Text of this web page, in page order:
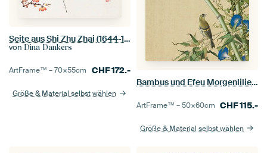
Seite aus Shi Zhu Zhai (1644-1911), Druck von Hu Zhengyan.
von Dina Dankers
ArtFrame™ –70×55cm CHF172.-
Größe & Material selbst wählen
Bambus und Efeu Morgenlilien, Giuseppe Castiglione
ArtFrame™ –50×60cm CHF115.-
Größe & Material selbst wählen